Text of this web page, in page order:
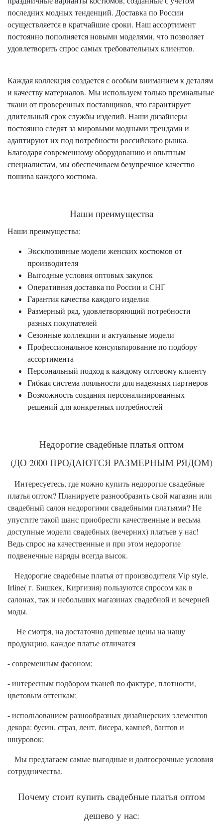
последних модных тенденций. Доставка по России
осуществляется в кратчайшие сроки. Наш ассортимент
постоянно пополняется новыми моделями, что позволяет
удовлетворить спрос самых требовательных клиентов.
Каждая коллекция создается с особым вниманием к деталям
и качеству материалов. Мы используем только премиальные
ткани от проверенных поставщиков, что гарантирует
длительный срок службы изделий. Наши дизайнеры
постоянно следят за мировыми модными трендами и
адаптируют их под потребности российского рынка.
Благодаря современному оборудованию и опытным
специалистам, мы обеспечиваем безупречное качество
пошива каждого костюма.
Наши преимущества
Наши преимущества:
Эксклюзивные модели женских костюмов от
производителя
Выгодные условия оптовых закупок
Оперативная доставка по России и СНГ
Гарантия качества каждого изделия
Размерный ряд, удовлетворяющий потребности
разных покупателей
Сезонные коллекции и актуальные модели
Профессиональное консультирование по подбору
ассортимента
Персональный подход к каждому оптовому клиенту
Гибкая система лояльности для надежных партнеров
Возможность создания персонализированных
решений для конкретных потребностей
Недорогие свадебные платья оптом
(ДО 2000 ПРОДАЮТСЯ РАЗМЕРНЫМ РЯДОМ)
Интересуетесь, где можно купить недорогие свадебные
платья оптом? Планируете разнообразить свой магазин или
свадебный салон недорогими свадебными платьями? Не
упустите такой шанс приобрести качественные и весьма
доступные модели свадебных (вечерних) платьев у нас!
Ведь спрос на качественные и при этом недорогие
подвенечные наряды всегда высок.
Недорогие свадебные платья от производителя Vip style,
Irline( г. Бишкек, Киргизия) пользуются спросом как в
салонах, так и небольших магазинах свадебной и вечерней
моды.
Не смотря, на достаточно дешевые цены на нашу
продукцию, каждое платье отличатся
- современным фасоном;
- интересным подбором тканей по фактуре, плотности,
цветовым оттенкам;
- использованием разнообразных дизайнерских элементов
декора: бусин, страз, лент, бисера, камней, бантов и
шнуровок;
Мы предлагаем самые выгодные и долгосрочные условия
сотрудничества.
Почему стоит купить свадебные платья оптом
дешево у нас: